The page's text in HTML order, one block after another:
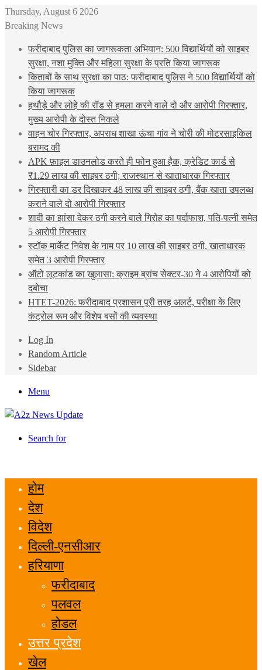
Thursday, August 6 2026
Breaking News
फरीदाबाद पुलिस का जागरूकता अभियान: 500 विद्यार्थियों को साइबर
सुरक्षा, नशा मुक्ति और महिला सुरक्षा के प्रति किया जागरूक
किताबों के साथ सुरक्षा का पाठ: फरीदाबाद पुलिस ने 500 विद्यार्थियों को
किया जागरूक
हथौड़े और लोहे की रॉड से हमला करने वाले दो और आरोपी गिरफ्तार,
मुख्य आरोपी के दोस्त निकले
वाहन चोर गिरफ्तार, अपराध शाखा ऊंचा गांव ने चोरी की मोटरसाइकिल
बरामद की
APK फ़ाइल डाउनलोड करते ही फोन हुआ हैक, क्रेडिट कार्ड से
₹1.29 लाख की साइबर ठगी; राजस्थान से खाताधारक गिरफ्तार
गिरफ्तारी का डर दिखाकर 48 लाख की साइबर ठगी, बैंक खाता उपलब्ध
कराने वाले दो आरोपी गिरफ्तार
शादी का झांसा देकर ठगी करने वाले गिरोह का पर्दाफाश, पति-पत्नी समेत
5 आरोपी गिरफ्तार
स्टॉक मार्केट निवेश के नाम पर 10 लाख की साइबर ठगी, खाताधारक
समेत 3 आरोपी गिरफ्तार
ऑटो लूटकांड का खुलासा: क्राइम ब्रांच सेक्टर-30 ने 4 आरोपियों को
दबोचा
HTET-2026: फरीदाबाद प्रशासन पूरी तरह अलर्ट, परीक्षा के लिए
कंट्रोल रूम और विशेष बसों की व्यवस्था
Log In
Random Article
Sidebar
Menu
Search for
होम
देश
विदेश
दिल्ली-एनसीआर
हरियाणा
फरीदाबाद
पलवल
होडल
उत्तर प्रदेश
खेल